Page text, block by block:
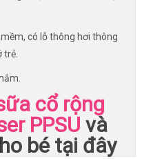
có lỗ thông hơi thông
trẻ.
cổ rộng
PPSU và
bé tại đây